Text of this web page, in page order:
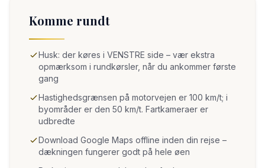
Komme rundt
Husk: der køres i VENSTRE side – vær ekstra
opmærksom i rundkørsler, når du ankommer første
gang
Hastighedsgrænsen på motorvejen er 100 km/t; i
byområder er den 50 km/t. Fartkameraer er
udbredte
Download Google Maps offline inden din rejse –
dækningen fungerer godt på hele øen